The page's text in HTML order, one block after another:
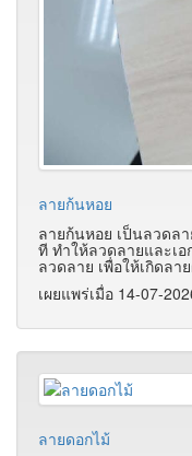
ลายก้นหอย
ลายก้นหอย เป็นลวดล
ที ทำให้ลวดลายและเ
ลวดลาย เพื่อให้เกิดลา
เผยแพร่เมื่อ 14-07-
ลายดอกไม้